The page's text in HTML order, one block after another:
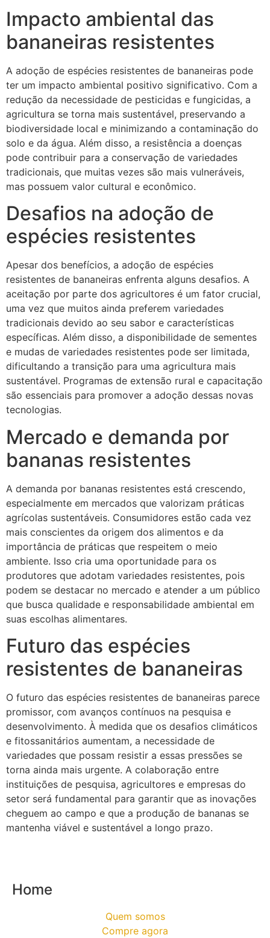
Impacto ambiental das
bananeiras resistentes
A adoção de espécies resistentes de bananeiras pode
ter um impacto ambiental positivo significativo. Com a
redução da necessidade de pesticidas e fungicidas, a
agricultura se torna mais sustentável, preservando a
biodiversidade local e minimizando a contaminação do
solo e da água. Além disso, a resistência a doenças
pode contribuir para a conservação de variedades
tradicionais, que muitas vezes são mais vulneráveis,
mas possuem valor cultural e econômico.
Desafios na adoção de
espécies resistentes
Apesar dos benefícios, a adoção de espécies
resistentes de bananeiras enfrenta alguns desafios. A
aceitação por parte dos agricultores é um fator crucial,
uma vez que muitos ainda preferem variedades
tradicionais devido ao seu sabor e características
específicas. Além disso, a disponibilidade de sementes
e mudas de variedades resistentes pode ser limitada,
dificultando a transição para uma agricultura mais
sustentável. Programas de extensão rural e capacitação
são essenciais para promover a adoção dessas novas
tecnologias.
Mercado e demanda por
bananas resistentes
A demanda por bananas resistentes está crescendo,
especialmente em mercados que valorizam práticas
agrícolas sustentáveis. Consumidores estão cada vez
mais conscientes da origem dos alimentos e da
importância de práticas que respeitem o meio
ambiente. Isso cria uma oportunidade para os
produtores que adotam variedades resistentes, pois
podem se destacar no mercado e atender a um público
que busca qualidade e responsabilidade ambiental em
suas escolhas alimentares.
Futuro das espécies
resistentes de bananeiras
O futuro das espécies resistentes de bananeiras parece
promissor, com avanços contínuos na pesquisa e
desenvolvimento. À medida que os desafios climáticos
e fitossanitários aumentam, a necessidade de
variedades que possam resistir a essas pressões se
torna ainda mais urgente. A colaboração entre
instituições de pesquisa, agricultores e empresas do
setor será fundamental para garantir que as inovações
cheguem ao campo e que a produção de bananas se
mantenha viável e sustentável a longo prazo.
Home
Quem somos
Compre agora